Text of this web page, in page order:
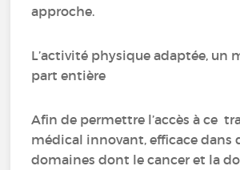
approche.
L’activité physique adaptée, un
part entière
Afin de permettre l’accès à ce
médical innovant, efficace dans
domaines dont le cancer et la